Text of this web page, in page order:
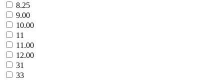
8.25
9.00
10.00
11
11.00
12.00
31
33